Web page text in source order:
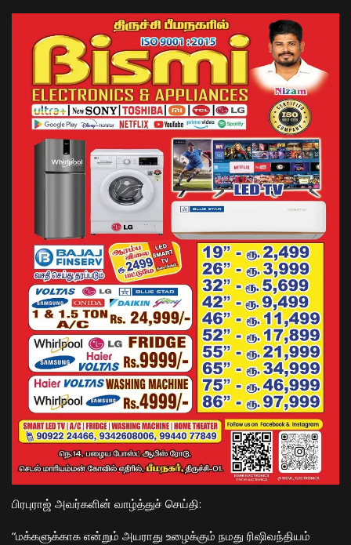
​பிரபுராஜ் அவர்களின் வாழ்த்துச் செய்தி:
“மக்களுக்காக என்றும் அயராது உழைக்கும் நமது ரிஷிவந்தியம்